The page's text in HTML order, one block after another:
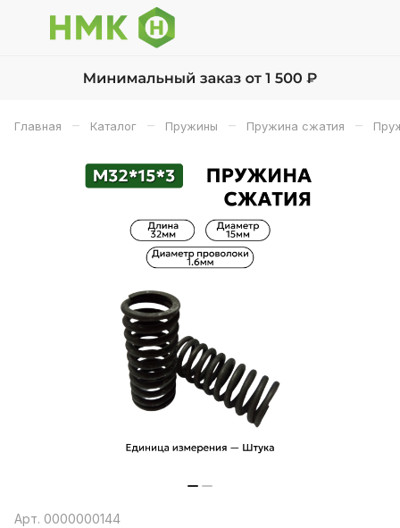
Главная – Каталог – Пружины – Пружина сжатия –
Арт. 0000000144